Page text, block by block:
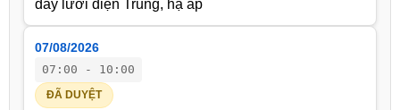
dây lưới điện Trung, hạ áp
07/08/2026
07:00 - 10:00
ĐÃ DUYỆT